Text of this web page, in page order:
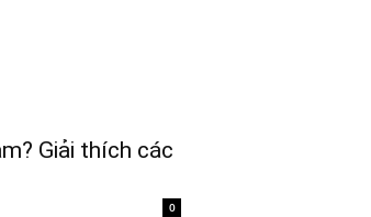
Giải thích các
0